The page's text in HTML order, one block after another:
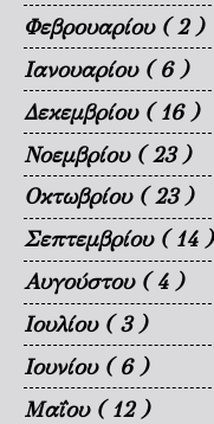
Φεβρουαρίου ( 2 )
Ιανουαρίου ( 6 )
Δεκεμβρίου ( 16 )
Νοεμβρίου ( 23 )
Οκτωβρίου ( 23 )
Σεπτεμβρίου ( 14 )
Αυγούστου ( 4 )
Ιουλίου ( 3 )
Ιουνίου ( 6 )
Μαΐου ( 12 )